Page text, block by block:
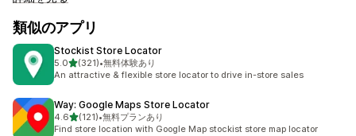
類似のアプリ
Stockist Store Locator
5.05つ星中
(321)
合計レビュー数：321件
•無料体験あり
An attractive & flexible store locator to drive in-store sales
Way: Google Maps Store Locator
4.65つ星中
(121)
合計レビュー数：121件
•無料プランあり
Find store location with Google Map stockist store map locator